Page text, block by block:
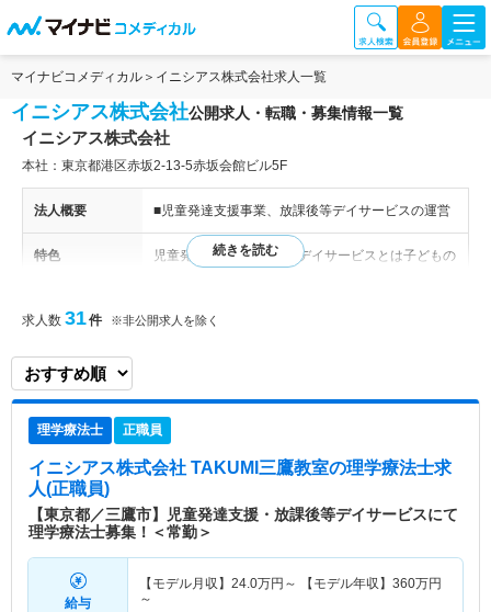
マイナビコメディカル イニシアス株式会社求人一覧
イニシアス株式会社公開求人・転職・募集情報一覧
イニシアス株式会社
本社：東京都港区赤坂2-13-5赤坂会館ビル5F
法人概要 ■児童発達支援事業、放課後等デイサービスの運営
特色
児童発達支援・放課後等デイサービスとは子どもの
育機関です。 私たちの児童発達支援・放課後等デ
求人数 31件 ※非公開求人を除く
理学療法士 正職員
イニシアス株式会社 TAKUMI三鷹教室の理学療法士求
人(正職員)
【東京都／三鷹市】児童発達支援・放課後等デイサービスにて
理学療法士募集！＜常勤＞
給与
【モデル月収】 24.0万円～ 【モデル年収】 360万円
～